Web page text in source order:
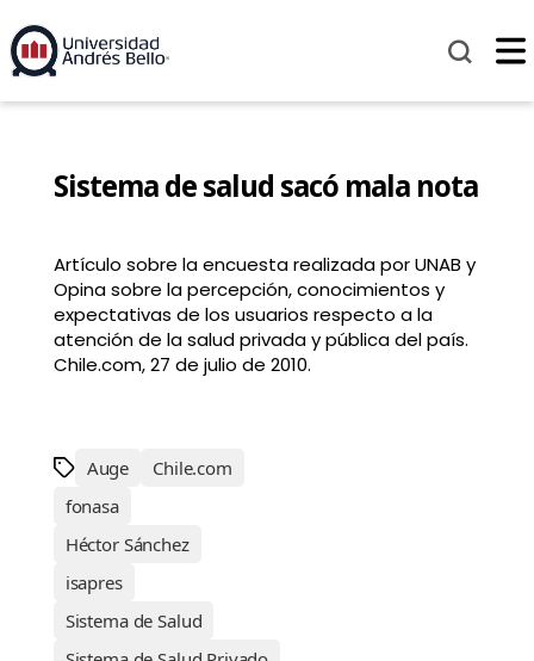
Sistema de salud sacó mala nota
Artículo sobre la encuesta realizada por UNAB y
Opina sobre la percepción, conocimientos y
expectativas de los usuarios respecto a la
atención de la salud privada y pública del país.
Chile.com, 27 de julio de 2010.
Auge
Chile.com
fonasa
Héctor Sánchez
isapres
Sistema de Salud